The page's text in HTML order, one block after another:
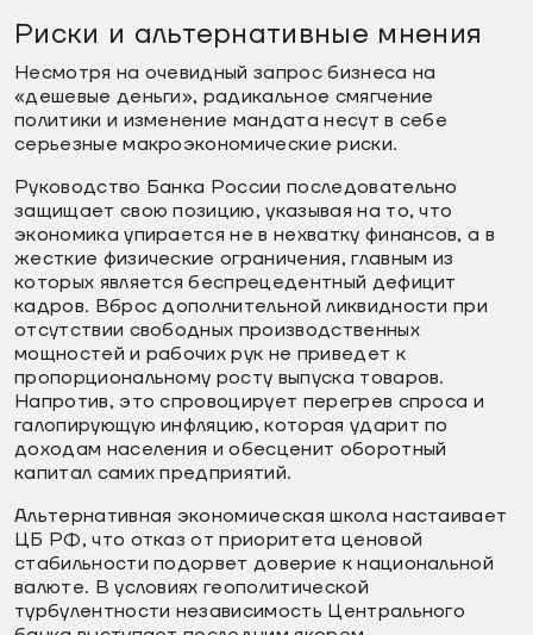
Риски и альтернативные мнения
Несмотря на очевидный запрос бизнеса на
«дешевые деньги», радикальное смягчение
политики и изменение мандата несут в себе
серьезные макроэкономические риски.
Руководство Банка России последовательно
защищает свою позицию, указывая на то, что
экономика упирается не в нехватку финансов, а в
жесткие физические ограничения, главным из
которых является беспрецедентный дефицит
кадров. Вброс дополнительной ликвидности при
отсутствии свободных производственных
мощностей и рабочих рук не приведет к
пропорциональному росту выпуска товаров.
Напротив, это спровоцирует перегрев спроса и
галопирующую инфляцию, которая ударит по
доходам населения и обесценит оборотный
капитал самих предприятий.
Альтернативная экономическая школа настаивает
ЦБ РФ, что отказ от приоритета ценовой
стабильности подорвет доверие к национальной
валюте. В условиях геополитической
турбулентности независимость Центрального